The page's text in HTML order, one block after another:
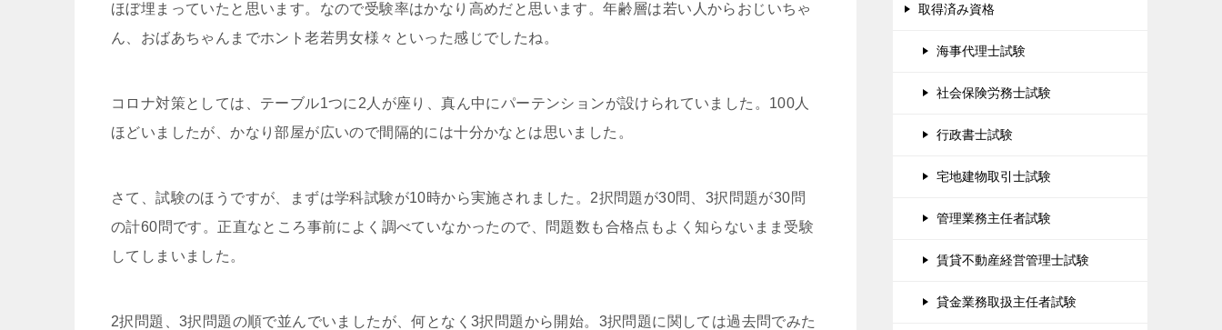
ほぼ埋まっていたと思います。なので受験率はかなり高めだと思います。年齢層は若い人からおじいちゃ
ん、おばあちゃんまでホント老若男女様々といった感じでしたね。
コロナ対策としては、テーブル1つに2人が座り、真ん中にパーテンションが設けられていました。100人
ほどいましたが、かなり部屋が広いので間隔的には十分かなとは思いました。
さて、試験のほうですが、まずは学科試験が10時から実施されました。2択問題が30問、3択問題が30問
の計60問です。正直なところ事前によく調べていなかったので、問題数も合格点もよく知らないまま受験
してしまいました。
2択問題、3択問題の順で並んでいましたが、何となく3択問題から開始。3択問題に関しては過去問でみた
取得済み資格
海事代理士試験
社会保険労務士試験
行政書士試験
宅地建物取引士試験
管理業務主任者試験
賃貸不動産経営管理士試験
貸金業務取扱主任者試験